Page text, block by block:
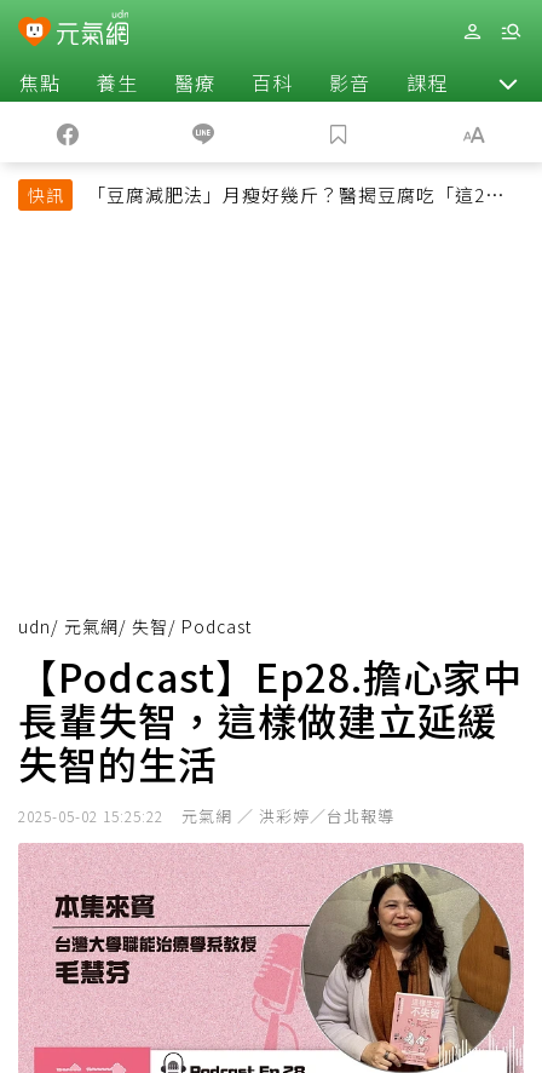
焦點 養生 醫療 百科 影音 課程 退休
快訊
「豆腐減肥法」月瘦好幾斤？醫揭豆腐吃「這2種最
udn/ 元氣網/ 失智/ Podcast
【Podcast】Ep28.擔心家中
長輩失智，這樣做建立延緩
失智的生活
2025-05-02 15:25:22 元氣網 ／ 洪彩婷／台北報導